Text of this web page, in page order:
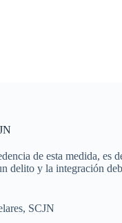
de esta medida, es
delito y la integración
, SCJN